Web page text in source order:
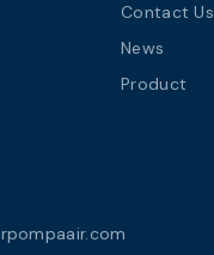
Contact Us
News
Product